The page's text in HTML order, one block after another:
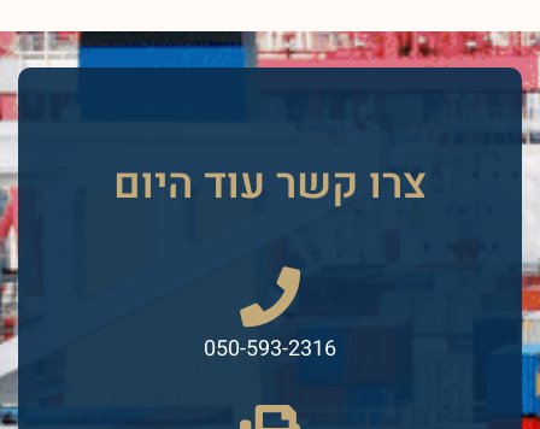
צרו קשר עוד היום
050-593-2316